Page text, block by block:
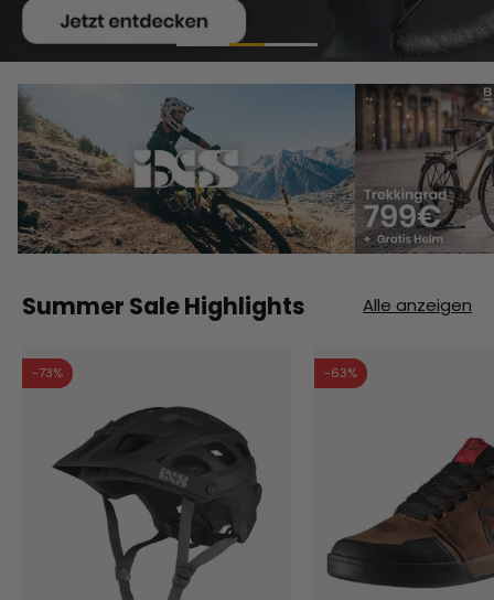
Summer Sale Highlights Alle anzeigen
-73% -63%